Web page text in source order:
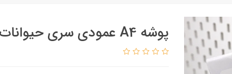
پوشه A4 عمودی سری حیوانات